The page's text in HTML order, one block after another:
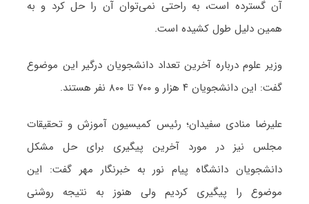
آن گسترده است، به راحتی نمی‌توان آن را حل کرد و به
همین دلیل طول کشیده است.
وزیر علوم درباره آخرین تعداد دانشجویان درگیر این موضوع
گفت: این دانشجویان ۴ هزار و ۷۰۰ تا ۸۰۰ نفر هستند.
علیرضا منادی سفیدان؛ رئیس کمیسیون آموزش و تحقیقات
مجلس نیز در مورد آخرین پیگیری برای حل مشکل
دانشجویان دانشگاه پیام نور به خبرنگار مهر گفت: این
موضوع را پیگیری کردیم ولی هنوز به نتیجه روشنی